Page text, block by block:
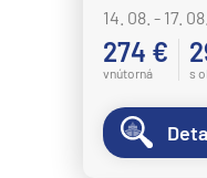
14. 08. - 17.
274 €
vnútorná s